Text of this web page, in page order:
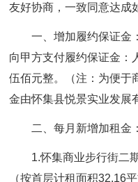
友好协商，一致同意达成
一、增加履约保证金
向甲方支付履约保证金：
伍佰元整。（注：为便于
金由怀集县悦景实业发展
二、每月新增加租金：
1.怀集商业步行街二
（按首层计租面积32.16